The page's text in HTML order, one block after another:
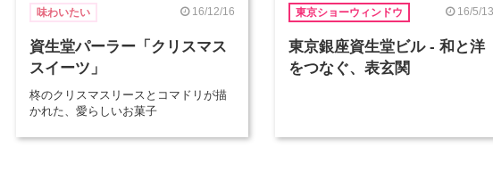
味わいたい 16/12/16
資生堂パーラー「クリスマス
スイーツ」
柊のクリスマスリースとコマドリが描
かれた、愛らしいお菓子
東京ショーウィンドウ 16/5/13
東京銀座資生堂ビル - 和と洋
をつなぐ、表玄関